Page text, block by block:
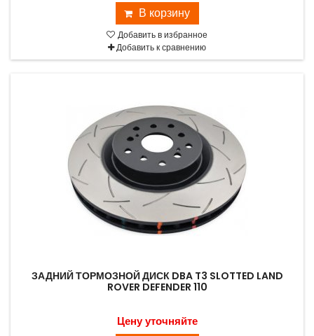
В корзину
Добавить в избранное
Добавить к сравнению
ЗАДНИЙ ТОРМОЗНОЙ ДИСК DBA T3 SLOTTED LAND
ROVER DEFENDER 110
Цену уточняйте